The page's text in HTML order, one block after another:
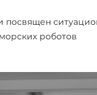
посвящен
роботов